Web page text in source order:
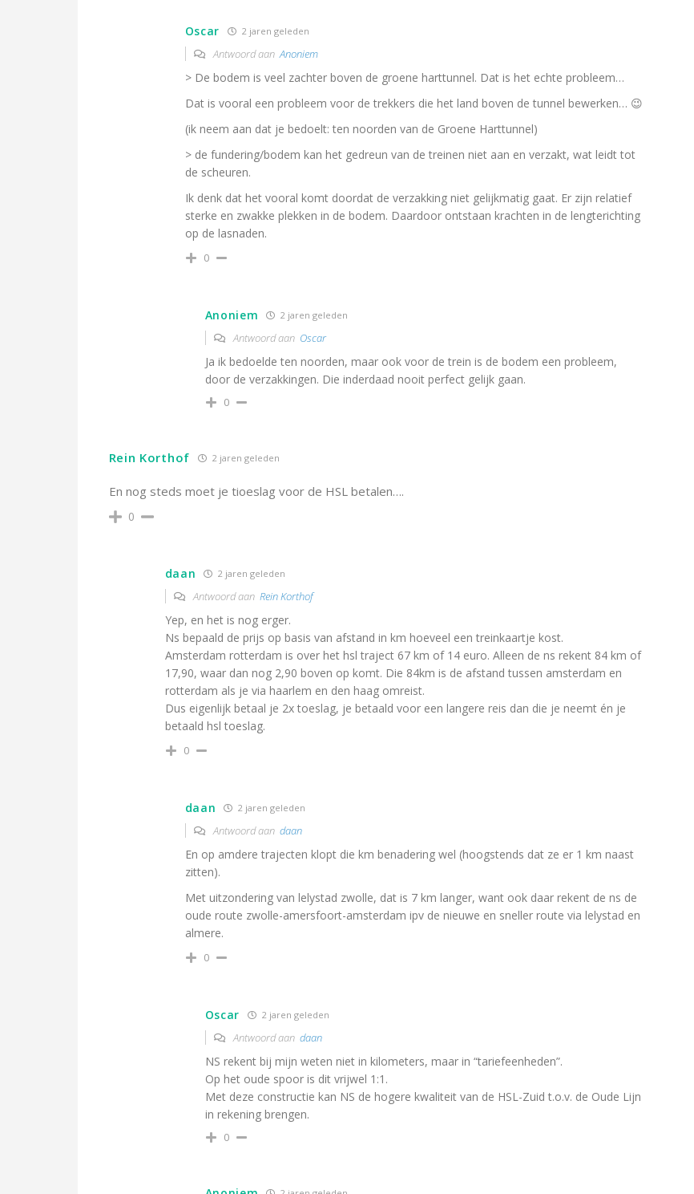
Oscar 2 jaren geleden
Antwoord aanAnoniem
> De bodem is veel zachter boven de groene harttunnel. Dat is het echte probleem…
Dat is vooral een probleem voor de trekkers die het land boven de tunnel bewerken… 😉
(ik neem aan dat je bedoelt: ten noorden van de Groene Harttunnel)
> de fundering/bodem kan het gedreun van de treinen niet aan en verzakt, wat leidt tot
de scheuren.
Ik denk dat het vooral komt doordat de verzakking niet gelijkmatig gaat. Er zijn relatief
sterke en zwakke plekken in de bodem. Daardoor ontstaan krachten in de lengterichting
op de lasnaden.
0
Anoniem 2 jaren geleden
Antwoord aan Oscar
Ja ik bedoelde ten noorden, maar ook voor de trein is de bodem een probleem,
door de verzakkingen. Die inderdaad nooit perfect gelijk gaan.
0
Rein Korthof 2 jaren geleden
En nog steds moet je tioeslag voor de HSL betalen….
0
daan 2 jaren geleden
Antwoord aan Rein Korthof
Yep, en het is nog erger.
Ns bepaald de prijs op basis van afstand in km hoeveel een treinkaartje kost.
Amsterdam rotterdam is over het hsl traject 67 km of 14 euro. Alleen de ns rekent 84 km of
17,90, waar dan nog 2,90 boven op komt. Die 84km is de afstand tussen amsterdam en
rotterdam als je via haarlem en den haag omreist.
Dus eigenlijk betaal je 2x toeslag, je betaald voor een langere reis dan die je neemt én je
betaald hsl toeslag.
0
daan 2 jaren geleden
Antwoord aan daan
En op amdere trajecten klopt die km benadering wel (hoogstends dat ze er 1 km naast
zitten).
Met uitzondering van lelystad zwolle, dat is 7 km langer, want ook daar rekent de ns de
oude route zwolle-amersfoort-amsterdam ipv de nieuwe en sneller route via lelystad en
almere.
0
Oscar 2 jaren geleden
Antwoord aan daan
NS rekent bij mijn weten niet in kilometers, maar in “tariefeenheden”.
Op het oude spoor is dit vrijwel 1:1.
Met deze constructie kan NS de hogere kwaliteit van de HSL-Zuid t.o.v. de Oude Lijn
in rekening brengen.
0